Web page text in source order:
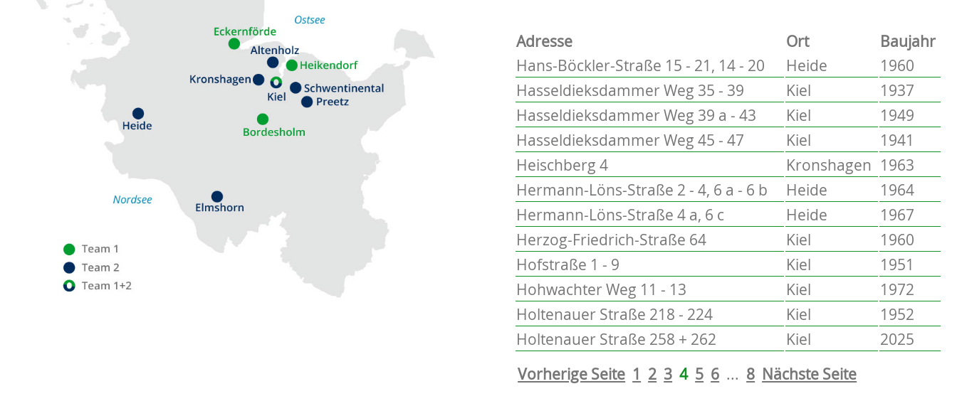
Adresse Ort
Baujahr
Hans-Böckler-Straße 15 - 21, 14 - 20
Heide
1960
Hasseldieksdammer Weg 35 - 39
Kiel
1937
Hasseldieksdammer Weg 39 a - 43
Kiel
1949
Hasseldieksdammer Weg 45 - 47
Kiel
1941
Heischberg 4
Kronshagen 1963
Hermann-Löns-Straße 2 - 4, 6 a - 6 b
Heide
1964
Hermann-Löns-Straße 4 a, 6 c
Heide
1967
Herzog-Friedrich-Straße 64
Kiel
1960
Hofstraße 1 - 9
Kiel
1951
Hohwachter Weg 11 - 13
Kiel
1972
Holtenauer Straße 218 - 224
Kiel
1952
Holtenauer Straße 258 + 262
Kiel
2025
Vorherige Seite 1 2 3 4 5 6 ... 8 Nächste Seite